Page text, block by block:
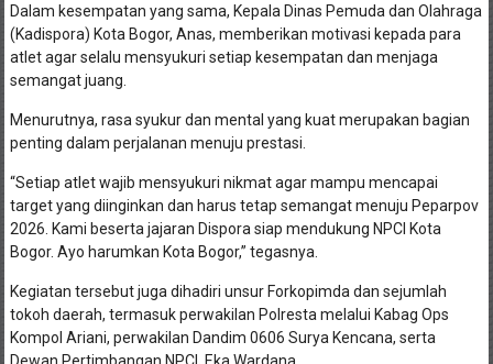
Dalam kesempatan yang sama, Kepala Dinas Pemuda dan Olahraga
(Kadispora) Kota Bogor, Anas, memberikan motivasi kepada para
atlet agar selalu mensyukuri setiap kesempatan dan menjaga
semangat juang.
Menurutnya, rasa syukur dan mental yang kuat merupakan bagian
penting dalam perjalanan menuju prestasi.
“Setiap atlet wajib mensyukuri nikmat agar mampu mencapai
target yang diinginkan dan harus tetap semangat menuju Peparpov
2026. Kami beserta jajaran Dispora siap mendukung NPCI Kota
Bogor. Ayo harumkan Kota Bogor,” tegasnya.
Kegiatan tersebut juga dihadiri unsur Forkopimda dan sejumlah
tokoh daerah, termasuk perwakilan Polresta melalui Kabag Ops
Kompol Ariani, perwakilan Dandim 0606 Surya Kencana, serta
Dewan Pertimbangan NPCI, Eka Wardana.